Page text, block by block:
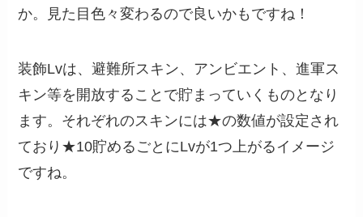
か。見た目色々変わるので良いかもですね！
装飾Lvは、避難所スキン、アンビエント、進軍ス
キン等を開放することで貯まっていくものとなり
ます。それぞれのスキンには★の数値が設定され
ており★10貯めるごとにLvが1つ上がるイメージ
ですね。